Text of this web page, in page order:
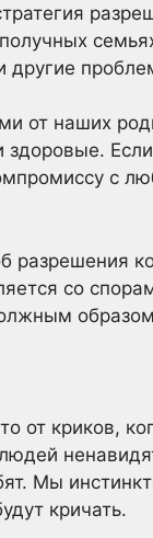
другие
от наших
с
разрешения
со
от криков,
Мы
кричать.